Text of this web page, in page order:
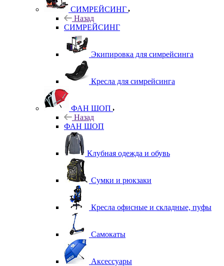
СИМРЕЙСИНГ
Назад
СИМРЕЙСИНГ
Экипировка для симрейсинга
Кресла для симрейсинга
ФАН ШОП
Назад
ФАН ШОП
Клубная одежда и обувь
Сумки и рюкзаки
Кресла офисные и складные, пуфы
Самокаты
Аксессуары